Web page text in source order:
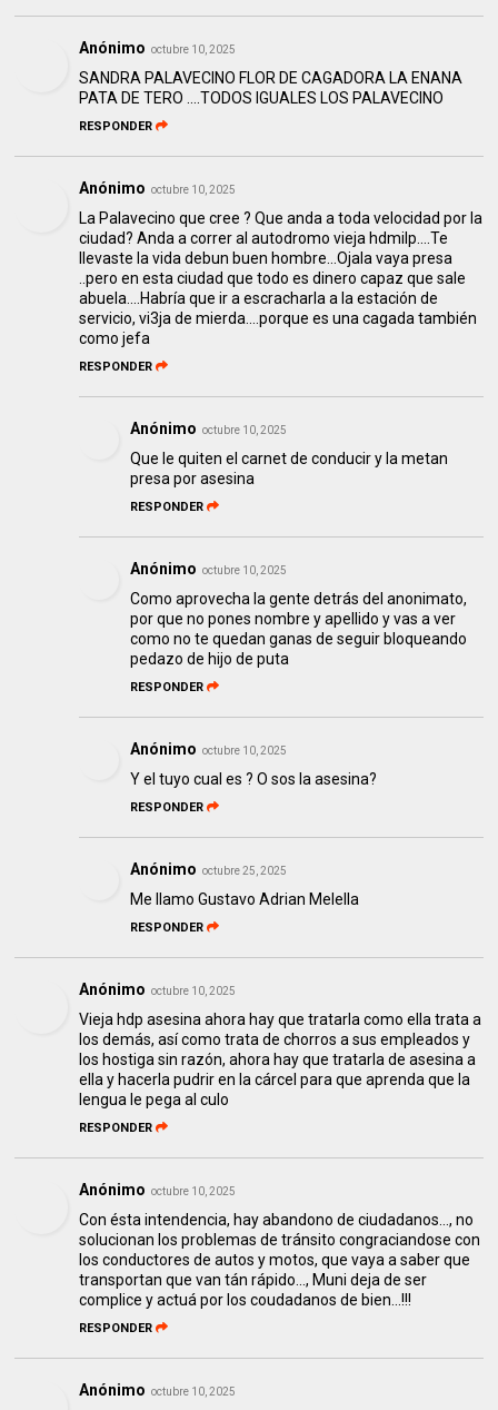
Anónimo octubre 10, 2025
SANDRA PALAVECINO FLOR DE CAGADORA LA ENANA
PATA DE TERO ….TODOS IGUALES LOS PALAVECINO
RESPONDER
Anónimo octubre 10, 2025
La Palavecino que cree ? Que anda a toda velocidad por la
ciudad? Anda a correr al autodromo vieja hdmilp....Te
llevaste la vida debun buen hombre...Ojala vaya presa
..pero en esta ciudad que todo es dinero capaz que sale
abuela....Habría que ir a escracharla a la estación de
servicio, vi3ja de mierda....porque es una cagada también
como jefa
RESPONDER
Anónimo octubre 10, 2025
Que le quiten el carnet de conducir y la metan
presa por asesina
RESPONDER
Anónimo octubre 10, 2025
Como aprovecha la gente detrás del anonimato,
por que no pones nombre y apellido y vas a ver
como no te quedan ganas de seguir bloqueando
pedazo de hijo de puta
RESPONDER
Anónimo octubre 10, 2025
Y el tuyo cual es ? O sos la asesina?
RESPONDER
Anónimo octubre 25, 2025
Me llamo Gustavo Adrian Melella
RESPONDER
Anónimo octubre 10, 2025
Vieja hdp asesina ahora hay que tratarla como ella trata a
los demás, así como trata de chorros a sus empleados y
los hostiga sin razón, ahora hay que tratarla de asesina a
ella y hacerla pudrir en la cárcel para que aprenda que la
lengua le pega al culo
RESPONDER
Anónimo octubre 10, 2025
Con ésta intendencia, hay abandono de ciudadanos..., no
solucionan los problemas de tránsito congraciandose con
los conductores de autos y motos, que vaya a saber que
transportan que van tán rápido..., Muni deja de ser
complice y actuá por los coudadanos de bien...!!!
RESPONDER
Anónimo octubre 10, 2025